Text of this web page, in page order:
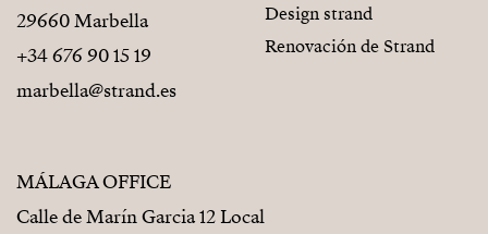
29660 Marbella
+34 676 90 15 19
marbella@strand.es
MÁLAGA OFFICE
Calle de Marín Garcia 12 Local
Design strand
Renovación de Strand